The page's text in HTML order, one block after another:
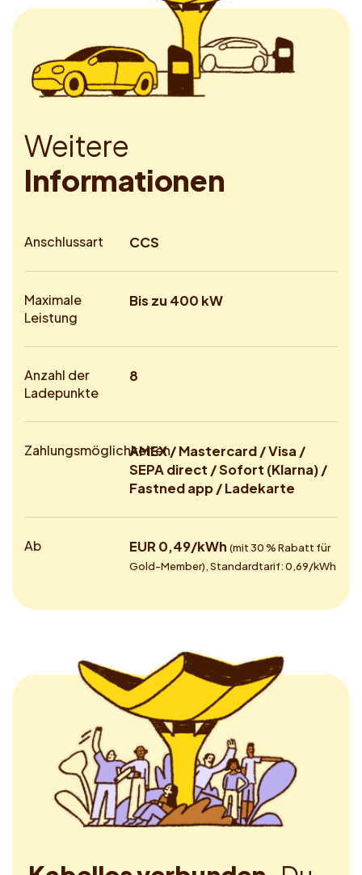
Weitere
Informationen
Anschlussart CCS
Maximale
Leistung
Bis zu 400 kW
Anzahl der
Ladepunkte
8
ZahlungsmöglichkeitenAMEX / Mastercard / Visa /
SEPA direct / Sofort (Klarna) /
Fastned app / Ladekarte
Ab EUR 0,49/kWh (mit 30 % Rabatt für
Gold-Member), Standardtarif: 0,69/kWh